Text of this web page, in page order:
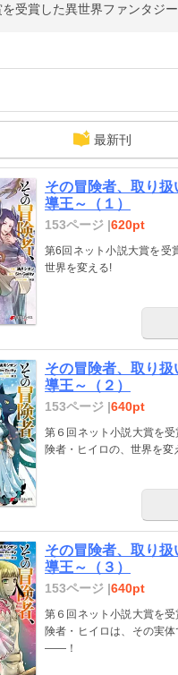
受賞した異世界ファンタジ
最新刊
その冒険者、取り
導王～（１）
153ページ |620pt
第6回ネット小説大賞を受
世界を変える!
その冒険者、取り
導王～（２）
153ページ |640pt
第６回ネット小説大賞を
険者・ヒイロの、世界を
その冒険者、取り
導王～（３）
153ページ |640pt
第６回ネット小説大賞を
険者・ヒイロは、その実
――！